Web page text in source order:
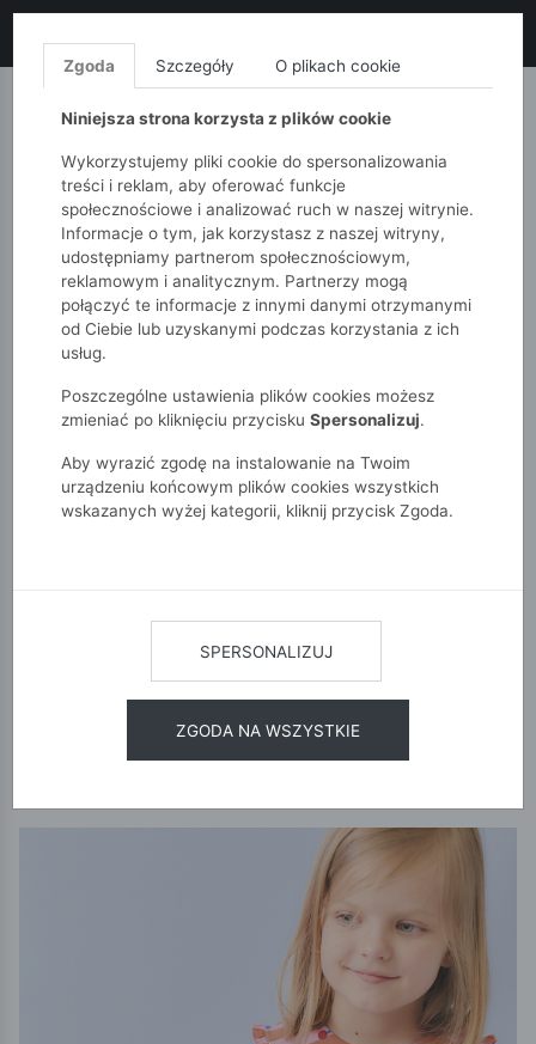
MONNARI QUIOSQUE
51015kids Dziewczynki 2-7 lat
DZIEWCZYNKI 2-7 LAT
Każdy dzień w życiu małej dziewczynki to nowa, fascynująca
przygoda! Wiek od 2 do 7 lat to czas niekończącej się energii,
odkrywania świata w przedszkolu i na placu zabaw, a także
pokocha każda mała modnisia – a jej rodzice docenią wysoką
jakość i atrakcyjne ceny.
Zgoda Szczegóły O plikach cookie
Niniejsza strona korzysta z plików cookie
Wykorzystujemy pliki cookie do spersonalizowania
treści i reklam, aby oferować funkcje
społecznościowe i analizować ruch w naszej witrynie.
Informacje o tym, jak korzystasz z naszej witryny,
udostępniamy partnerom społecznościowym,
reklamowym i analitycznym. Partnerzy mogą
połączyć te informacje z innymi danymi otrzymanymi
od Ciebie lub uzyskanymi podczas korzystania z ich
usług.
Poszczególne ustawienia plików cookies możesz
zmieniać po kliknięciu przycisku Spersonalizuj.
Aby wyrazić zgodę na instalowanie na Twoim
urządzeniu końcowym plików cookies wszystkich
wskazanych wyżej kategorii, kliknij przycisk Zgoda.
SPERSONALIZUJ
ZGODA NA WSZYSTKIE